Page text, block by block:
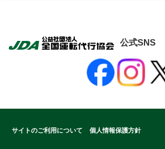
公式SNS
サイトのご利用について 個人情報保護方針